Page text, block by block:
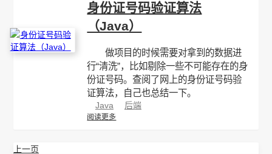
身份证号码验证算法
（Java）
做项目的时候需要对拿到的数据进
行“清洗”，比如剔除一些不可能存在的身
份证号码。查阅了网上的身份证号码验
证算法，自己也总结一下。
Java 后端
阅读更多
上一页